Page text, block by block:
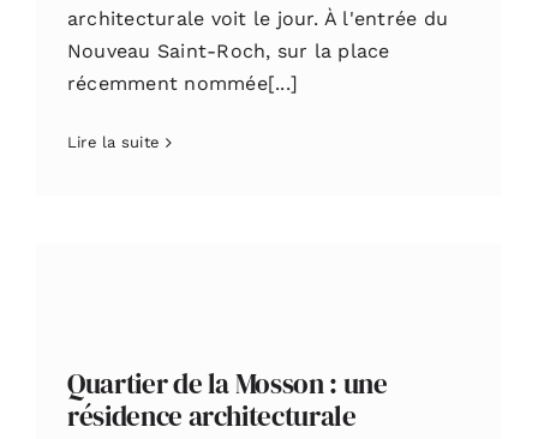
architecturale voit le jour. À l'entrée du
Nouveau Saint-Roch, sur la place
récemment nommée[...]
Lire la suite
Quartier de la Mosson : une
résidence architecturale